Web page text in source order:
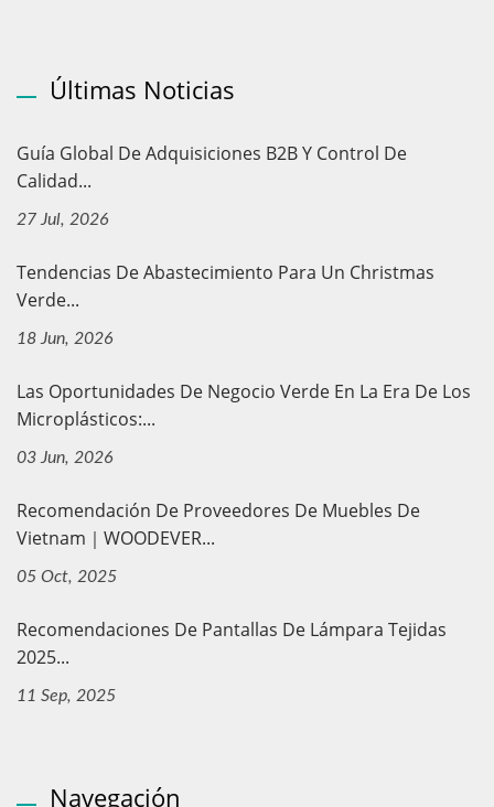
Últimas Noticias
Guía Global De Adquisiciones B2B Y Control De
Calidad...
27 Jul, 2026
Tendencias De Abastecimiento Para Un Christmas
Verde...
18 Jun, 2026
Las Oportunidades De Negocio Verde En La Era De Los
Microplásticos:...
03 Jun, 2026
Recomendación De Proveedores De Muebles De
Vietnam｜WOODEVER...
05 Oct, 2025
Recomendaciones De Pantallas De Lámpara Tejidas
2025...
11 Sep, 2025
Navegación